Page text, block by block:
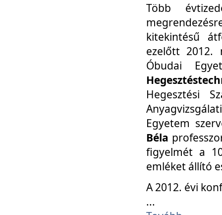
Több
kitekintésű
ezelőtt 2012.
Óbudai
Hegesztési
Egyetem
Béla
figyelmét a
emléket állító
A 2012. évi
...